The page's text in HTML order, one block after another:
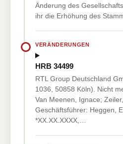
Änderung des
ihr die Erhöhung des
VERÄNDERUNGEN
HRB 34499
RTL Group Deutschland
1036, 50858 Köln). Nicht
Van Meenen, Ignace;
Geschäftsführer: Heggen,
*XX.XX.XXXX,…